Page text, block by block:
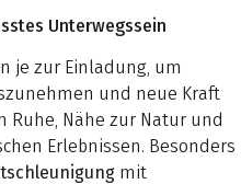
Unterwegssein
je zur Einladung, um
und neue Kraft
Ruhe, Nähe zur Natur und
Erlebnissen. Besonders
mit